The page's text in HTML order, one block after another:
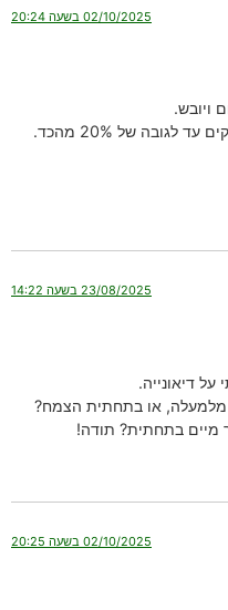
02/10/2025 בשעה 20:24
ויובש.
של 20% מהכד.
23/08/2025 בשעה 14:22
דיאונייה.
מלמעלה, או בתחתית הצמח?
מיים בתחתית? תודה!
02/10/2025 בשעה 20:25